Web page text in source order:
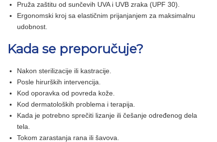
Pruža zaštitu od sunčevih UVA i UVB zraka (UPF 30).
Ergonomski kroj sa elastičnim prijanjanjem za maksimalnu
udobnost.
Kada se preporučuje?
Nakon sterilizacije ili kastracije.
Posle hirurških intervencija.
Kod oporavka od povreda kože.
Kod dermatoloških problema i terapija.
Kada je potrebno sprečiti lizanje ili češanje određenog dela
tela.
Tokom zarastanja rana ili šavova.